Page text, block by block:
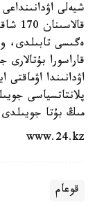
شيەلى
قاراسورا
اۋدانىندا
مىڭ بۇتا
www.24.kz
قوعام